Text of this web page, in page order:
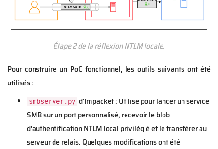
Étape 2 de la réflexion NTLM locale.
Pour construire un PoC fonctionnel, les outils suivants ont été
utilisés :
smbserver.py d'Impacket : Utilisé pour lancer un service
SMB sur un port personnalisé, recevoir le blob
d'authentification NTLM local privilégié et le transférer au
serveur de relais. Quelques modifications ont été